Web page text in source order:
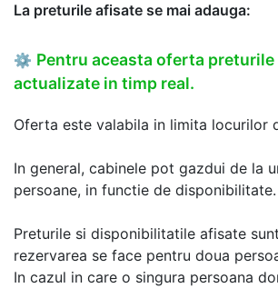
La preturile afisate se mai adauga:
⚙ Pentru aceasta oferta
actualizate in timp real.
Oferta este valabila in limita locurilor
In general, cabinele pot gazdui de la
persoane, in functie de disponibilitate.
Preturile si disponibilitatile afisate
rezervarea se face pentru doua
In cazul in care o singura persoana